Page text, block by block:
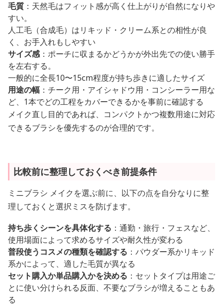
毛質 ：天然毛はフィット感が高く仕上がりが自然になりや
すい。
人工毛（合成毛）はリキッド・クリーム系との相性が良
く、お手入れもしやすい
サイズ感：ポーチに収まるかどうかが外出先での使い勝手
を左右する。
一般的に全長10〜15cm程度が持ち歩きに適したサイズ
用途の幅 ：チーク用・アイシャドウ用・コンシーラー用な
ど、1本でどの工程をカバーできるかを事前に確認する
メイク直し目的であれば、コンパクトかつ複数用途に対応
できるブラシを優先するのが合理的です。
比較前に整理しておくべき前提条件
ミニブラシ メイクを選ぶ前に、以下の点を自分なりに整
理しておくと選択ミスを防げます。
持ち歩くシーンを具体化する ：通勤・旅行・フェスなど、
使用場面によって求めるサイズや耐久性が変わる
普段使うコスメの種類を確認する ：パウダー系かリキッド
系かによって、適した毛質が異なる
セット購入か単品購入かを決める ：セットタイプは用途ご
とに使い分けられる反面、不要なブラシが増えることもあ
る